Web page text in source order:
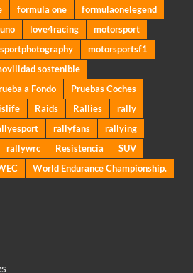
formula one
formulaonelegend
love4racing
motorsport
motorsportsf1
sostenible
a Fondo
Pruebas Coches
Raids Rallies
rally
rallyfans
rallying
rallywrc Resistencia
SUV
World Endurance Championship.